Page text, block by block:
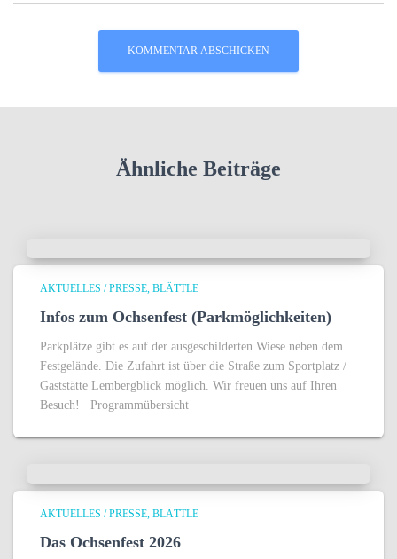
Ähnliche Beiträge
AKTUELLES / PRESSE BLÄTTLE
Infos zum Ochsenfest (Parkmöglichkeiten)
Parkplätze gibt es auf der ausgeschilderten Wiese neben dem
Festgelände. Die Zufahrt ist über die Straße zum Sportplatz /
Gaststätte Lembergblick möglich. Wir freuen uns auf Ihren
Besuch! Programmübersicht
AKTUELLES / PRESSE BLÄTTLE
Das Ochsenfest 2026